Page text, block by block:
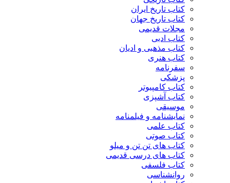
کتاب تاریخ ایران
کتاب تاریخ جهان
مجلات قدیمی
کتاب ادبی
کتاب مذهبی و ادیان
کتاب هنری
سفرنامه
پزشکی
کتاب کامپیوتر
کتاب آشپزی
موسیقی
نمایشنامه و فیلمنامه
کتاب علمی
کتاب صوتی
کتاب های تن تن و میلو
کتاب های درسی قدیمی
کتاب فلسفی
روانشناسی